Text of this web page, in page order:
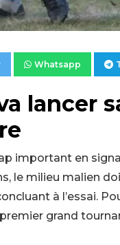
Whatsapp
lancer
important en
le milieu malien
à l’essai.
grand